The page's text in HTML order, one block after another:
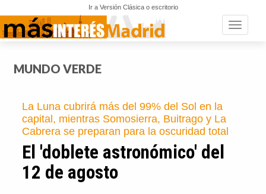
Ir a Versión Clásica o escritorio
Toggle
MUNDO VERDE
La Luna cubrirá más del 99% del Sol en la
capital, mientras Somosierra, Buitrago y La
Cabrera se preparan para la oscuridad total
El 'doblete astronómico' del
12 de agosto